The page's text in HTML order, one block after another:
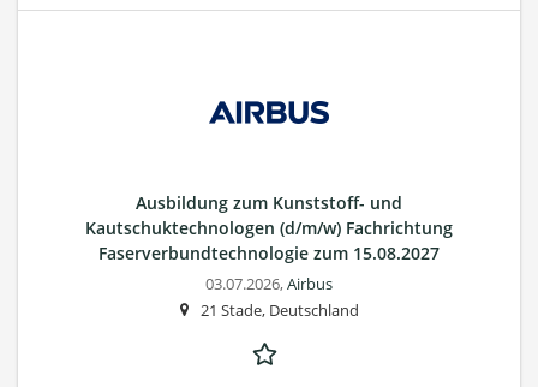
Ausbildung zum Kunststoff- und
Kautschuktechnologen (d/m/w) Fachrichtung
Faserverbundtechnologie zum 15.08.2027
03.07.2026,Airbus
21 Stade, Deutschland